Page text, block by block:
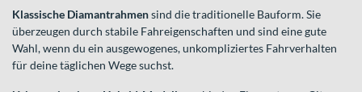
Klassische Diamantrahmensind die traditionelle Bauform. Sie
überzeugen durch stabile Fahreigenschaften und sind eine gute
Wahl, wenn du ein ausgewogenes, unkompliziertes Fahrverhalten
für deine täglichen Wege suchst.